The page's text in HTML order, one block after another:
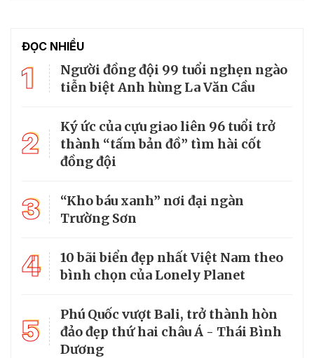
ĐỌC NHIỀU
1
Người đồng đội 99 tuổi nghẹn ngào
tiễn biệt Anh hùng La Văn Cầu
2
Ký ức của cựu giao liên 96 tuổi trở
thành “tấm bản đồ” tìm hài cốt
đồng đội
3
“Kho báu xanh” nơi đại ngàn
Trường Sơn
4
10 bãi biển đẹp nhất Việt Nam theo
bình chọn của Lonely Planet
5
Phú Quốc vượt Bali, trở thành hòn
đảo đẹp thứ hai châu Á - Thái Bình
Dương